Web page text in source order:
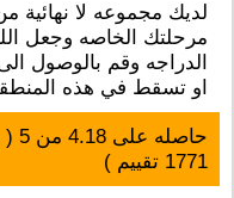
لديك مجموعه لا نهائية
مرحلتك الخاصه وجعل
الدراجه وقم بالوصول
او تسقط في هذه
حاصله على4.18 من5
(
1771 تقييم )